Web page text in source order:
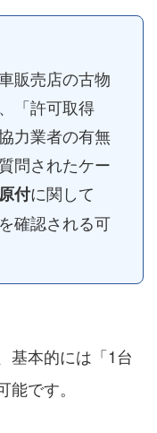
販売店の古物
「許可取得
力業者の有無
問されたケー
付に関して
確認される可
基本的には「1台
です。